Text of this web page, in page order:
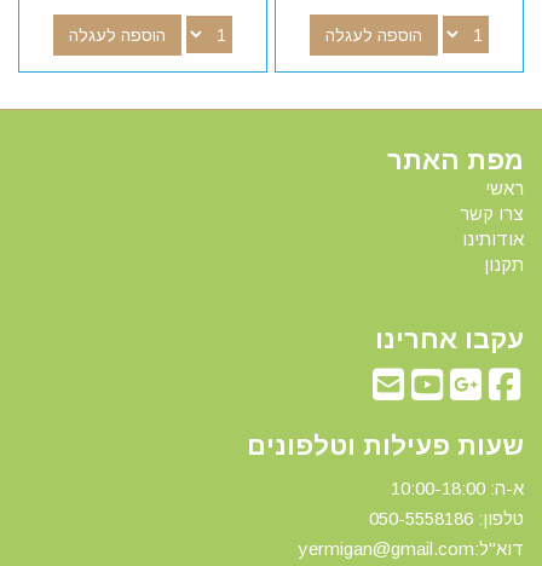
הוספה לעגלה הוספה לעגלה
מפת האתר
ראשי
צרו קשר
אודותינו
תקנון
עקבו אחרינו
שעות פעילות וטלפונים
א-ה: 10:00-18:00
טלפון: 0 50-5558186
דוא"ל:yermigan@gmail.com